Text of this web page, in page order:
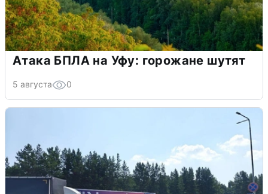
Атака БПЛА на Уфу: горожане шутят
5 августа 0